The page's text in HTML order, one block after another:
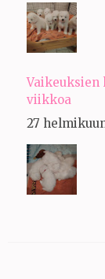
Vaikeuksien
viikkoa
27